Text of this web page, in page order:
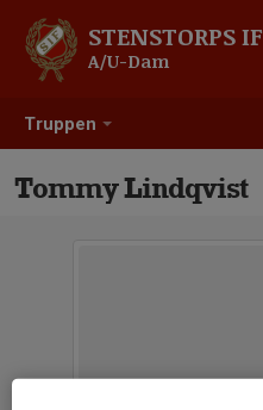
Truppen
STENSTORPS IF
A/U-Dam
Tommy Lindqvist